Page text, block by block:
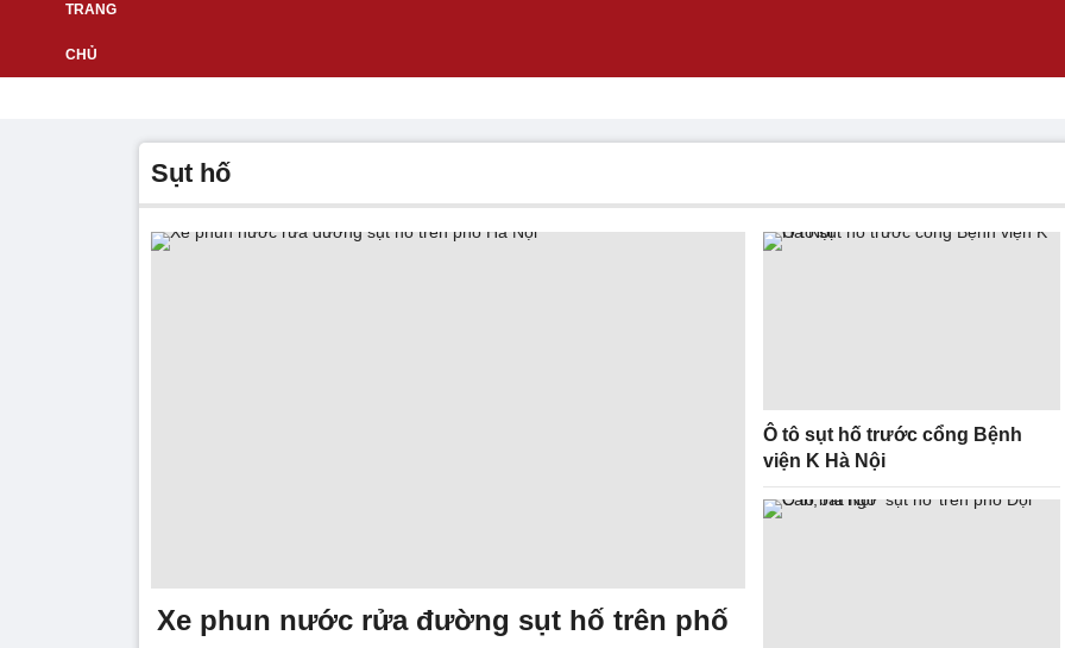
sụt hố
Xe phun nước rửa đường sụt hố trên phố
Ô tô sụt hố trước cổng Bệnh
viện K Hà Nội